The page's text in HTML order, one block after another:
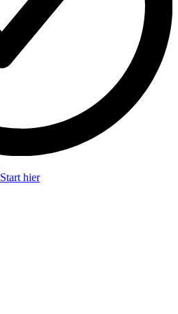
Start hier